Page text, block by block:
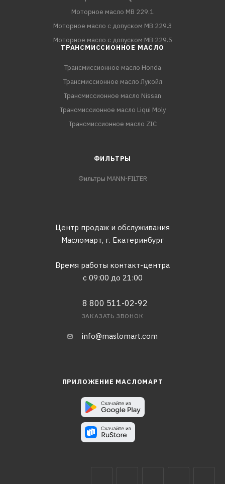
Моторное масло MB 229.1
Моторное масло с допуском MB 229.3
Моторное масло с допуском MB 229.5
ТРАНСМИССИОННОЕ МАСЛО
Трансмиссионное масло Honda
Трансмиссионное масло Лукойл
Трансмиссионное масло Nissan
Трансмиссионное масло Liqui Moly
Трансмиссионное масло ZIC
ФИЛЬТРЫ
Фильтры MANN-FILTER
Центр продаж и обслуживания
Масломарт, г. Екатеринбург
Время работы контакт-центра
с 09:00 до 21:00
8 800 511-02-92
ЗАКАЗАТЬ ЗВОНОК
info@maslomart.com
ПРИЛОЖЕНИЕ МАСЛОМАРТ